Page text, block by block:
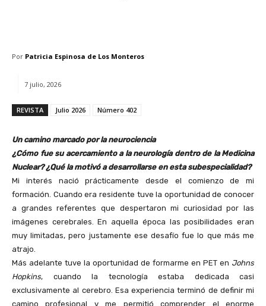
Por Patricia Espinosa de Los Monteros
7 julio, 2026
REVISTA Julio 2026 Número 402
Un camino marcado por la neurociencia
¿Cómo fue su acercamiento a la neurología dentro de la Medicina
Nuclear? ¿Qué la motivó a desarrollarse en esta subespecialidad?
Mi interés nació prácticamente desde el comienzo de mi
formación. Cuando era residente tuve la oportunidad de conocer
a grandes referentes que despertaron mi curiosidad por las
imágenes cerebrales. En aquella época las posibilidades eran
muy limitadas, pero justamente ese desafío fue lo que más me
atrajo.
Más adelante tuve la oportunidad de formarme en PET en Johns
Hopkins, cuando la tecnología estaba dedicada casi
exclusivamente al cerebro. Esa experiencia terminó de definir mi
camino profesional y me permitió comprender el enorme